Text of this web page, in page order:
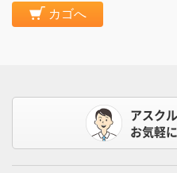
カゴへ
アスク
お気軽